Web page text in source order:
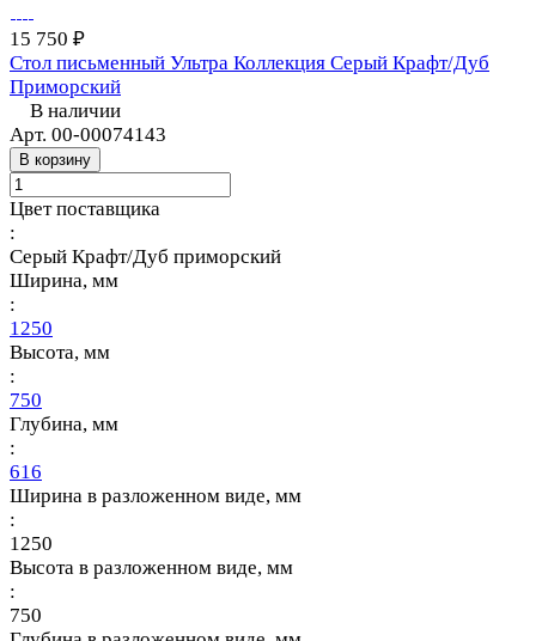
15 750 ₽
Стол письменный Ультра Коллекция Серый Крафт/Дуб
Приморский
В наличии
Арт. 00-00074143
В корзину
Цвет поставщика
:
Серый Крафт/Дуб приморский
Ширина, мм
:
1250
Высота, мм
:
750
Глубина, мм
:
616
Ширина в разложенном виде, мм
:
1250
Высота в разложенном виде, мм
:
750